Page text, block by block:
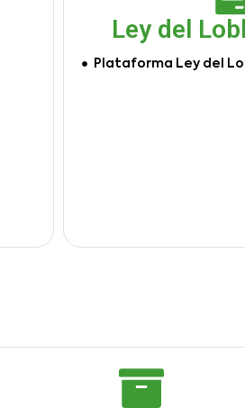
Ley del
Plataforma Ley del